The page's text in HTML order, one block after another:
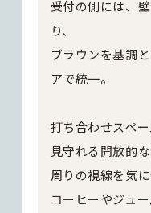
受付の側には、
り、
ブラウンを基調
アで統一。
打ち合わせスペ
見守れる開放的な
周りの視線を気
コーヒーやジュ